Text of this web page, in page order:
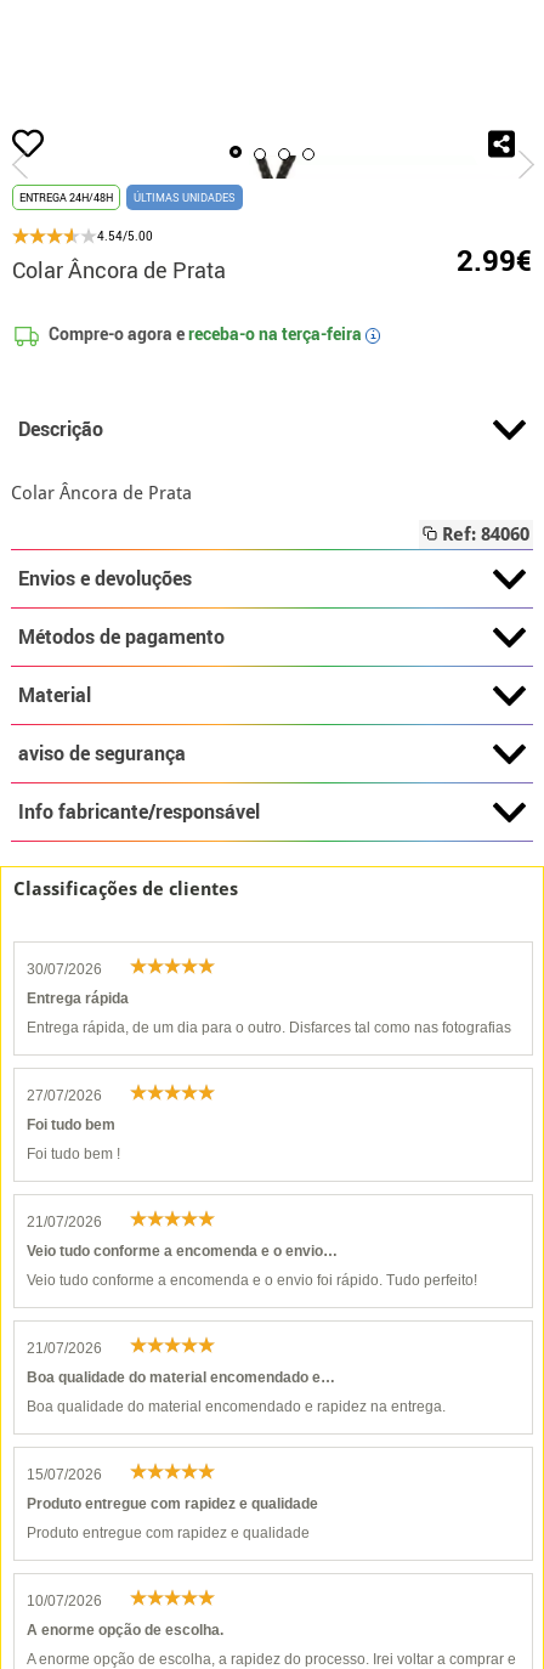
início
ENTREGA 24H/48H ÚLTIMAS UNIDADES
4.54/5.00
Colar Âncora de Prata 2.99€
Compre-o agora ereceba-o na terça-feira i
Descrição
Colar Âncora de Prata
Ref: 84060
Envios e devoluções
Métodos de pagamento
Material
aviso de segurança
Info fabricante/responsável
Classificações de clientes
30/07/2026
Entrega rápida
Entrega rápida, de um dia para o outro. Disfarces tal como nas fotografias
27/07/2026
Foi tudo bem
Foi tudo bem !
21/07/2026
Veio tudo conforme a encomenda e o envio…
Veio tudo conforme a encomenda e o envio foi rápido. Tudo perfeito!
21/07/2026
Boa qualidade do material encomendado e…
Boa qualidade do material encomendado e rapidez na entrega.
15/07/2026
Produto entregue com rapidez e qualidade
Produto entregue com rapidez e qualidade
10/07/2026
A enorme opção de escolha.
A enorme opção de escolha, a rapidez do processo. Irei voltar a comprar e